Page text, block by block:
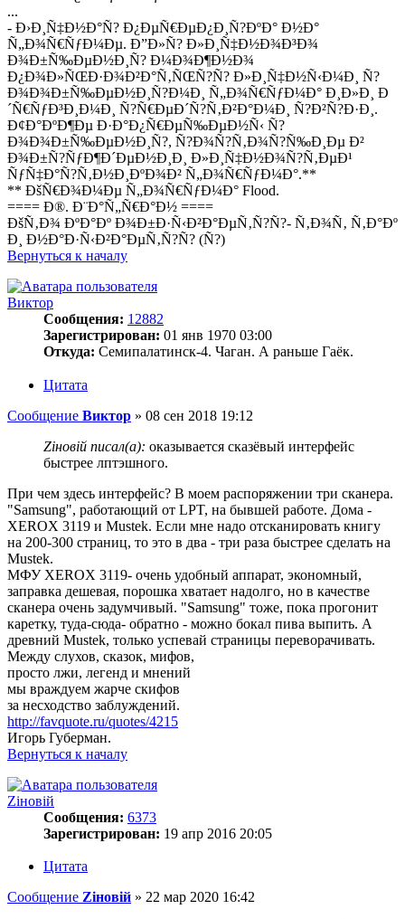
...
- Ð›Ð¸Ñ‡Ð½Ð°Ñ? Ð¿ÐµÑ€ÐµÐ¿Ð¸Ñ?ÐºÐ° Ð½Ð°
Ñ„Ð¾Ñ€ÑƒÐ¼Ðµ. Ð”Ð»Ñ? Ð»Ð¸Ñ‡Ð½Ð¾Ð³Ð¾
Ð¾Ð±Ñ‰ÐµÐ½Ð¸Ñ? Ð¼Ð¾Ð¶Ð½Ð¾
Ð¿Ð¾Ð»ÑŒÐ·Ð¾Ð²Ð°Ñ‚ÑŒÑ?Ñ? Ð»Ð¸Ñ‡Ð½Ñ‹Ð¼Ð¸ Ñ?
Ð¾Ð¾Ð±Ñ‰ÐµÐ½Ð¸Ñ?Ð¼Ð¸ Ñ„Ð¾Ñ€ÑƒÐ¼Ð° Ð¸Ð»Ð¸ Ð
´Ñ€ÑƒÐ³Ð¸Ð¼Ð¸ Ñ?Ñ€ÐµÐ´Ñ?Ñ‚Ð²Ð°Ð¼Ð¸ Ñ?Ð²Ñ?Ð·Ð¸.
Ð¢Ð°ÐºÐ¶Ðµ Ð·Ð°Ð¿Ñ€ÐµÑ‰ÐµÐ½Ñ‹ Ñ?
Ð¾Ð¾Ð±Ñ‰ÐµÐ½Ð¸Ñ?, Ñ?Ð¾Ñ?Ñ‚Ð¾Ñ?Ñ‰Ð¸Ðµ Ð²
Ð¾Ð±Ñ?ÑƒÐ¶Ð´ÐµÐ½Ð¸Ð¸ Ð»Ð¸Ñ‡Ð½Ð¾Ñ?Ñ‚ÐµÐ¹
ÑƒÑ‡Ð°Ñ?Ñ‚Ð½Ð¸ÐºÐ¾Ð² Ñ„Ð¾Ñ€ÑƒÐ¼Ð°.**
** ÐšÑ€Ð¾Ð¼Ðµ Ñ„Ð¾Ñ€ÑƒÐ¼Ð° Flood.
==== Ð®. Ð¨Ð°Ñ„Ñ€Ð°Ð½ ====
ÐšÑ‚Ð¾ ÐºÐ°Ðº Ð¾Ð±Ð·Ñ‹Ð²Ð°ÐµÑ‚Ñ?Ñ?- Ñ‚Ð¾Ñ‚ Ñ‚Ð°Ðº
Ð¸ Ð½Ð°Ð·Ñ‹Ð²Ð°ÐµÑ‚Ñ?Ñ? (Ñ?)
Вернуться к началу
Виктор
Сообщения: 12882
Зарегистрирован: 01 янв 1970 03:00
Откуда: Семипалатинск-4. Чаган. А раньше Гаёк.
Цитата
Сообщение Виктор » 08 сен 2018 19:12
Zіновій писал(а): оказывается сказёвый интерфейс
быстрее лптэшного.
При чем здесь интерфейс? В моем распоряжении три сканера.
"Samsung", работающий от LPT, на бывшей работе. Дома -
XEROX 3119 и Мustek. Если мне надо отсканировать книгу
на 200-300 страниц, то это в два - три раза быстрее сделать на
Mustek.
МФУ XEROX 3119- очень удобный аппарат, экономный,
заправка дешевая, порошка хватает надолго, но в качестве
сканера очень задумчивый. "Samsung" тоже, пока прогонит
каретку, туда-сюда- обратно - можно бокал пива выпить. А
древний Мustek, только успевай страницы переворачивать.
Между слухов, сказок, мифов,
просто лжи, легенд и мнений
мы враждуем жарче скифов
за несходство заблуждений.
http://favquote.ru/quotes/4215
Игорь Губерман.
Вернуться к началу
Zіновій
Сообщения: 6373
Зарегистрирован: 19 апр 2016 20:05
Цитата
Сообщение Zіновій » 22 мар 2020 16:42